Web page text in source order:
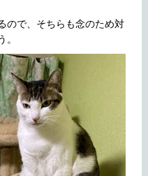
ので、そちらも念のため対